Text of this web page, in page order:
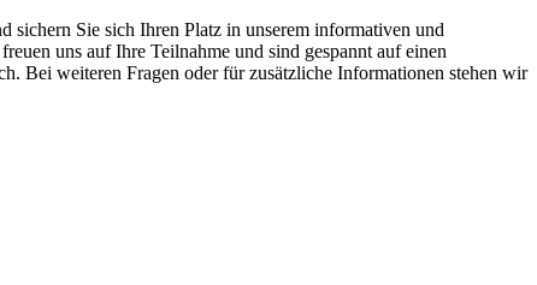
sichern Sie sich Ihren Platz in unserem informativen und
uns auf Ihre Teilnahme und sind gespannt auf einen
Bei weiteren Fragen oder für zusätzliche Informationen stehen wir